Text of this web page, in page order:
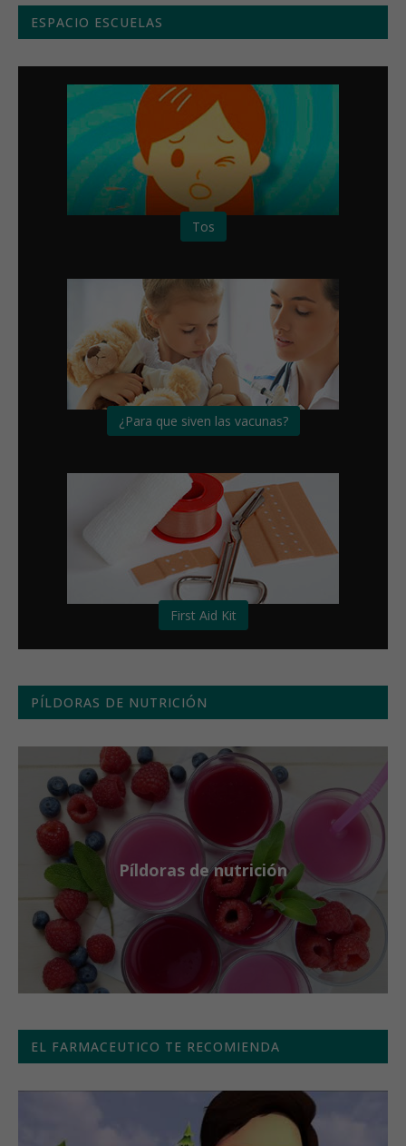
ESPACIO ESCUELAS
Tos
¿Para que siven las vacunas?
First Aid Kit
PÍLDORAS DE NUTRICIÓN
Píldoras de nutrición
EL FARMACEUTICO TE RECOMIENDA